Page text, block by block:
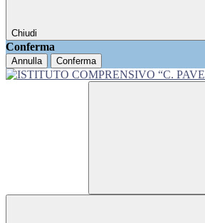
Chiudi
Conferma
Annulla Conferma